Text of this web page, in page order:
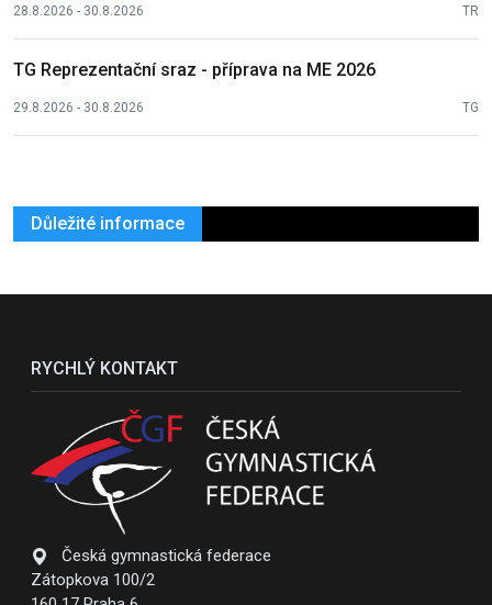
28.8.2026 - 30.8.2026 TR
TG Reprezentační sraz - příprava na ME 2026
29.8.2026 - 30.8.2026 TG
Důležité informace
RYCHLÝ KONTAKT
Česká gymnastická federace
Zátopkova 100/2